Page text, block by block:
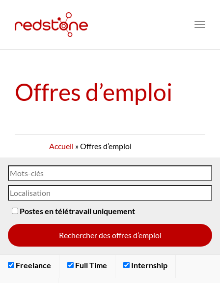
Offres d’emploi
Accueil »Offres d’emploi
Postes en télétravail uniquement
Freelance Full Time Internship